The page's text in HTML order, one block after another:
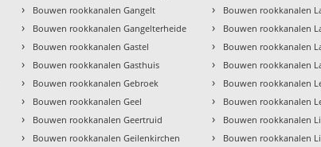
› Bouwen rookkanalen Gangelt
› Bouwen rookkanalen Gangelterheide
› Bouwen rookkanalen Gastel
› Bouwen rookkanalen Gasthuis
› Bouwen rookkanalen Gebroek
› Bouwen rookkanalen Geel
› Bouwen rookkanalen Geertruid
› Bouwen rookkanalen Geilenkirchen
› Bouwen rookkanalen
› Bouwen rookkanalen
› Bouwen rookkanalen
› Bouwen rookkanalen
› Bouwen rookkanalen
› Bouwen rookkanalen
› Bouwen rookkanalen
› Bouwen rookkanalen